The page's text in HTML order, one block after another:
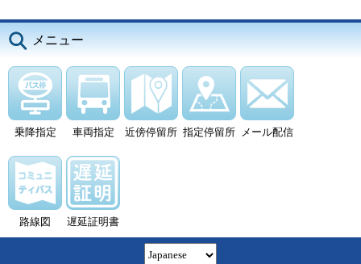
メニュー
乗降指定 車両指定 近傍停留所 指定停留所 メール配信
路線図 遅延証明書